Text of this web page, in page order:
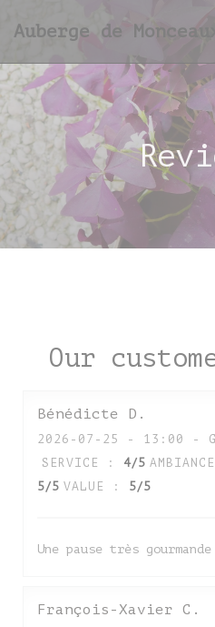
Auberge de Monceaux
Our
Bénédicte D
2026-07-25
- 13:00 -
SERVICE
: 4/5 AMBIANCE
5/5 VALUE : 5/5
Une pause très
François-Xavier C